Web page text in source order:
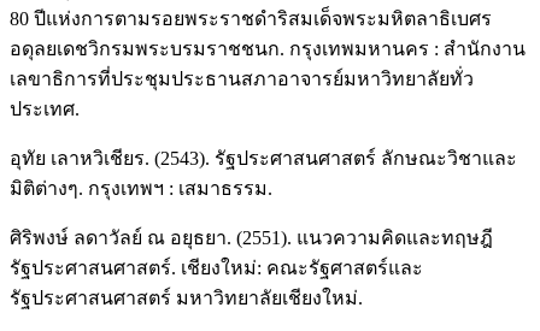
80 ปีแห่งการตามรอยพระราชดำริสมเด็จพระมหิตลาธิเบศร
อดุลยเดชวิกรมพระบรมราชชนก. กรุงเทพมหานคร : สำนักงาน
เลขาธิการที่ประชุมประธานสภาอาจารย์มหาวิทยาลัยทั่ว
ประเทศ.
อุทัย เลาหวิเชียร. (2543). รัฐประศาสนศาสตร์ ลักษณะวิชาและ
มิติต่างๆ. กรุงเทพฯ : เสมาธรรม.
ศิริพงษ์ ลดาวัลย์ ณ อยุธยา. (2551). แนวความคิดและทฤษฎี
รัฐประศาสนศาสตร์. เชียงใหม่: คณะรัฐศาสตร์และ
รัฐประศาสนศาสตร์ มหาวิทยาลัยเชียงใหม่.